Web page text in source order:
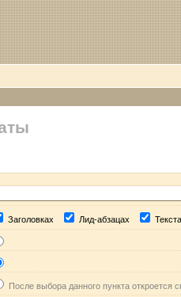
Заголовках Лид-абзацах
После выбора данного пункта откроется